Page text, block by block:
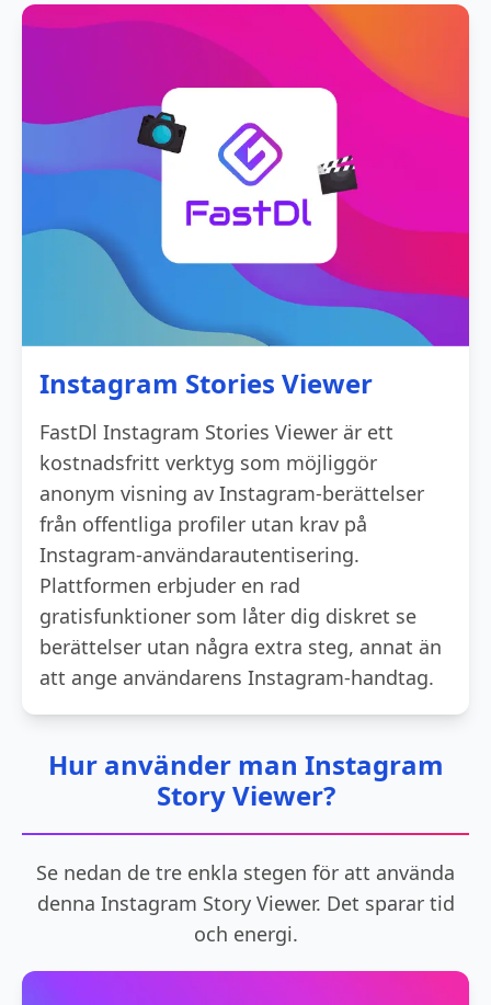
Instagram Stories Viewer
FastDl Instagram Stories Viewer är ett
kostnadsfritt verktyg som möjliggör
anonym visning av Instagram-berättelser
från offentliga profiler utan krav på
Instagram-användarautentisering.
Plattformen erbjuder en rad
gratisfunktioner som låter dig diskret se
berättelser utan några extra steg, annat än
att ange användarens Instagram-handtag.
Hur använder man Instagram
Story Viewer?
Se nedan de tre enkla stegen för att använda
denna Instagram Story Viewer. Det sparar tid
och energi.